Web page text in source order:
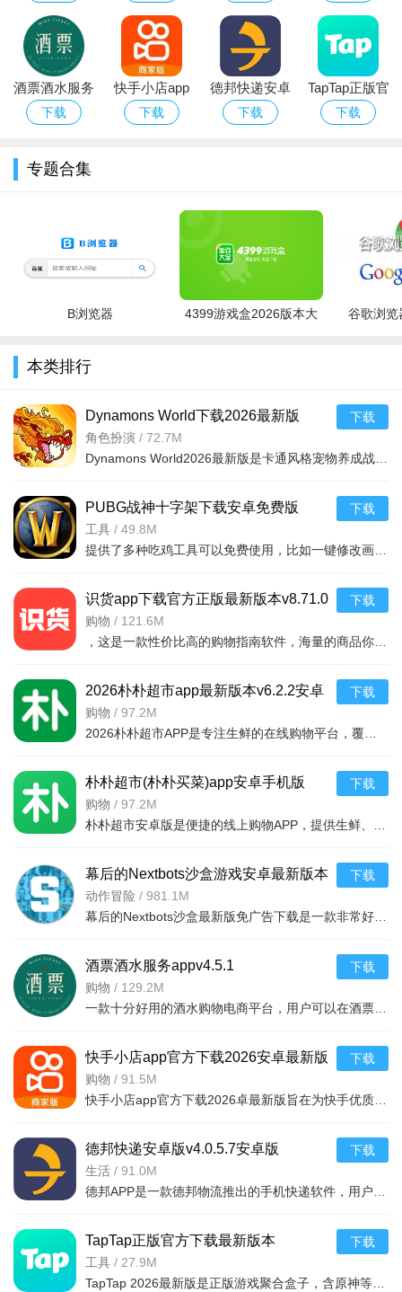
3、点击车机端【ICCOA Carlink】图标，此时手机会弹框提
示连接。
4、点击手机弹框中的“连接”按钮，并输入车机屏幕上的确认
码,完成连接。
免费版
版本
卓手机版
酒票酒水服务
app
下载
快手小店app
官方下载2026
下载
德邦快递安卓
版
下载
TapTap正版官
方下载最新版
下载
专题合集
B浏览器
4399游戏盒2026版本大
谷歌浏览
本类排行
Dynamons World下载2026最新版
v1.12.62 安卓版
角色扮演 / 72.7M
下载
PUBG战神十字架下载安卓免费版
v7.68.0安卓免费版
工具 / 49.8M
下载
识货app下载官方正版最新版本v8.71.0
安卓版
购物 / 121.6M
下载
2026朴朴超市app最新版本v6.2.2安卓
最新版
购物 / 97.2M
下载
朴朴超市(朴朴买菜)app安卓手机版
v6.2.2安卓版
购物 / 97.2M
下载
幕后的Nextbots沙盒游戏安卓最新版本
v11.2.2 中文版
动作冒险 / 981.1M
下载
酒票酒水服务appv4.5.1
购物 / 129.2M
下载
快手小店app官方下载2026安卓最新版
v7.2.40.481安卓最新版
购物 / 91.5M
下载
德邦快递安卓版v4.0.5.7安卓版
生活 / 91.0M
下载
TapTap正版官方下载最新版本
2026v2.94.0-mkt#100300手机版
工具 / 27.9M
下载